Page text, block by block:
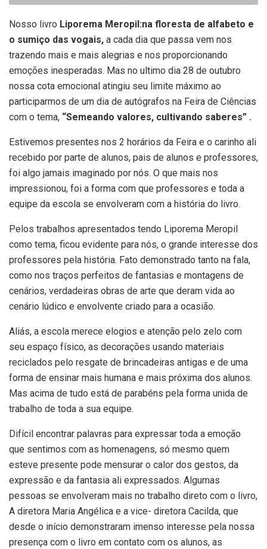
Nosso livro Liporema Meropil:na floresta de alfabeto e
o sumiço das vogais, a cada dia que passa vem nos
trazendo mais e mais alegrias e nos proporcionando
emoções inesperadas. Mas no ultimo dia 28 de outubro
nossa cota emocional atingiu seu limite máximo ao
participarmos de um dia de autógrafos na Feira de Ciências
com o tema, “Semeando valores, cultivando saberes” .
Estivemos presentes nos 2 horários da Feira e o carinho ali
recebido por parte de alunos, pais de alunos e professores,
foi algo jamais imaginado por nós. O que mais nos
impressionou, foi a forma com que professores e toda a
equipe da escola se envolveram com a história do livro.
Pelos trabalhos apresentados tendo Liporema Meropil
como tema, ficou evidente para nós, o grande interesse dos
professores pela história. Fato demonstrado tanto na fala,
como nos traços perfeitos de fantasias e montagens de
cenários, verdadeiras obras de arte que deram vida ao
cenário lúdico e envolvente criado para a ocasião.
Aliás, a escola merece elogios e atenção pelo zelo com
seu espaço físico, as decorações usando materiais
reciclados pelo resgate de brincadeiras antigas e de uma
forma de ensinar mais humana e mais próxima dos alunos.
Mas acima de tudo está de parabéns pela forma unida de
trabalho de toda a sua equipe.
Difícil encontrar palavras para expressar toda a emoção
que sentimos com as homenagens, só mesmo quem
esteve presente pode mensurar o calor dos gestos, da
expressão e da fantasia ali expressados. Algumas
pessoas se envolveram mais no trabalho direto com o livro,
A diretora Maria Angélica e a vice- diretora Cacilda, que
desde o início demonstraram imenso interesse pela nossa
presença com o livro em contato com os alunos, as